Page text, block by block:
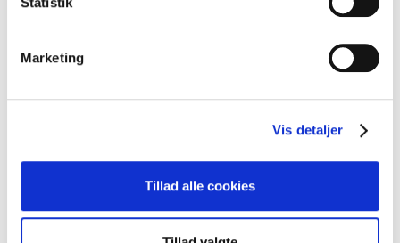
Marketing
Vis detaljer
Tillad alle cookies